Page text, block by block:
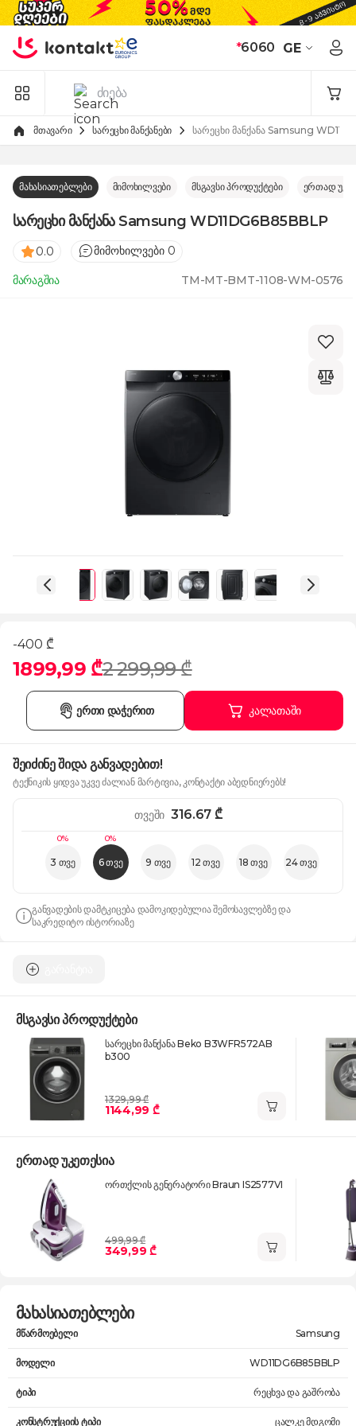
Skip to Content
*6060 GE
მთავარი სარეცხი მანქანები სარეცხი მანქანა Samsung
მახასიათებლები მიმოხილვები მსგავსი პროდუქტები ერთად
სარეცხი მანქანა Samsung WD11DG6B85BBLP
0.0 მიმოხილვები 0
მარაგშია TM-MT-BMT-1108-WM-0576
-400 ₾
1899,99 ₾2 299,99 ₾
კალათაში
ერთი დაჭერით
შეიძინე შიდა განვადებით!
ტექნიკის ყიდვა უკვე ძალიან მარტივია, კონტაქტი აბედნიერებს!
0%
3 თვე
0%
6 თვე 9 თვე 12 თვე 18 თვე 24 თვე
თვეში 316.67 ₾
განვადების დამტკიცება დამოკიდებულია შემოსავლებზე და
საკრედიტო ისტორიაზე
მსგავსი პროდუქტები
სარეცხი მანქანა Beko B3WFR572AB
b300
1329,99 ₾
1144,99 ₾
ერთად უკეთესია
ორთქლის გენერატორი Braun IS2577VI
499,99 ₾
349,99 ₾
მახასიათებლები
მწარმოებელი Samsung
მოდელი WD11DG6B85BBLP
ტიპი რეცხვა და გაშრობა
კონსტრუქციის ტიპი ცალკე მდგომი